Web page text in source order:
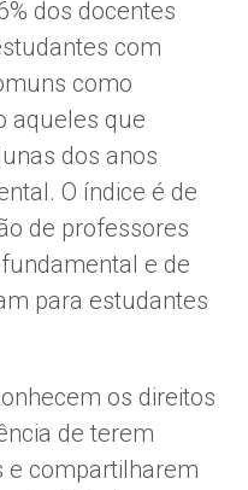
dos docentes
com
como
aqueles que
dos anos
O índice é de
de professores
e de
para estudantes
os direitos
de terem
e compartilharem